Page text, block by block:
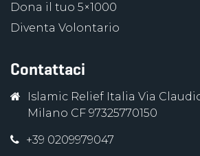
Dona il tuo 5×1000
Diventa Volontario
Contattaci
Islamic Relief Italia Via
Milano CF 97325770150
+39 0209979047